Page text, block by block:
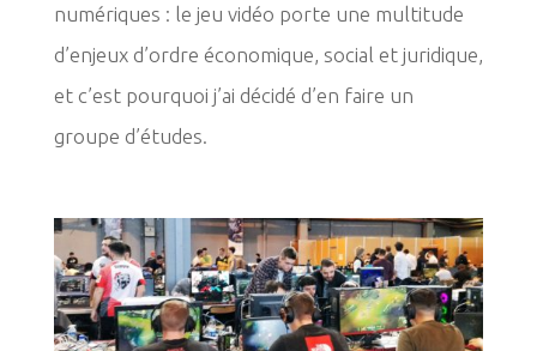
numériques : le jeu vidéo porte une multitude
d’enjeux d’ordre économique, social et juridique,
et c’est pourquoi j’ai décidé d’en faire un
groupe d’études.